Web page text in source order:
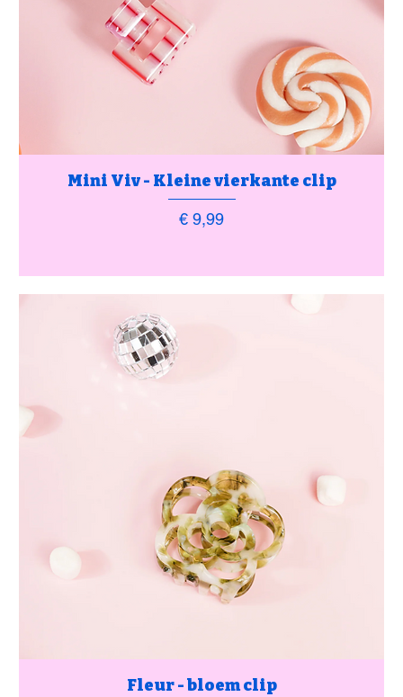
Mini Viv - Kleine vierkante clip
Prijs
€ 9,99
Fleur - bloem clip